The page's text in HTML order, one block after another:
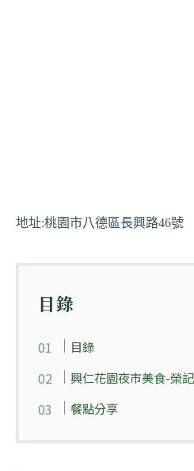
地址:桃園市八德區長興路46號
目錄
目錄
興仁花園夜市美食-榮
餐點分享